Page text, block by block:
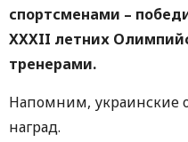
спортсменами –
XXXII летних
тренерами.
Напомним, украинские
наград.